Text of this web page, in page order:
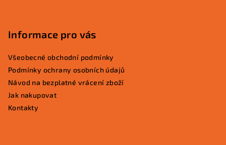
Informace pro vás
Všeobecné obchodní podmínky
Podmínky ochrany osobních údajů
Návod na bezplatné vrácení zboží
Jak nakupovat
Kontakty